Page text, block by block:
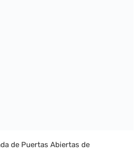
de Puertas Abiertas de